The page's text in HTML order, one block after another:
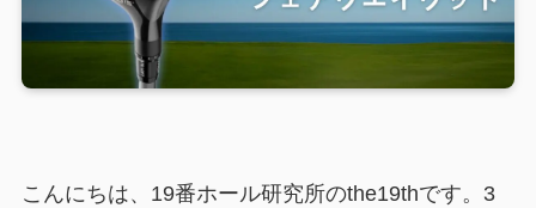
こんにちは、19番ホール研究所のthe19thです。3